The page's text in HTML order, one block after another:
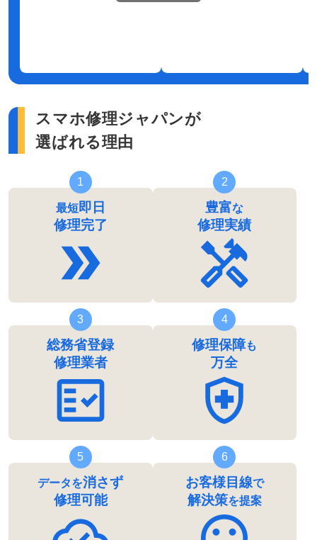
スマホ修理ジャパンが
選ばれる理由
1
最短即日
修理完了
2
豊富な
修理実績
3
総務省登録
修理業者
4
修理保障も
万全
5
データを消さず
修理可能
6
お客様目線で
解決策を提案